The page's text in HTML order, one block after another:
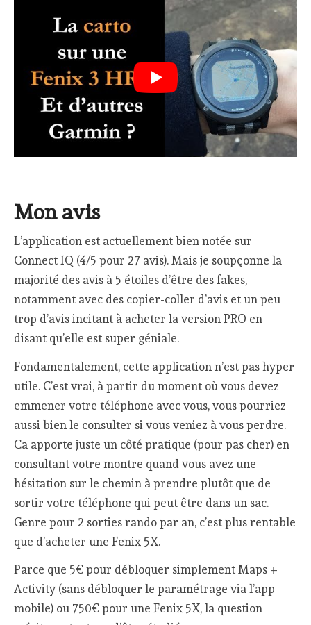
Mon avis
L’application est actuellement bien notée sur
Connect IQ (4/5 pour 27 avis). Mais je soupçonne la
majorité des avis à 5 étoiles d’être des fakes,
notamment avec des copier-coller d’avis et un peu
trop d’avis incitant à acheter la version PRO en
disant qu’elle est super géniale.
Fondamentalement, cette application n’est pas hyper
utile. C’est vrai, à partir du moment où vous devez
emmener votre téléphone avec vous, vous pourriez
aussi bien le consulter si vous veniez à vous perdre.
Ca apporte juste un côté pratique (pour pas cher) en
consultant votre montre quand vous avez une
hésitation sur le chemin à prendre plutôt que de
sortir votre téléphone qui peut être dans un sac.
Genre pour 2 sorties rando par an, c’est plus rentable
que d’acheter une Fenix 5X.
Parce que 5€ pour débloquer simplement Maps +
Activity (sans débloquer le paramétrage via l’app
mobile) ou 750€ pour une Fenix 5X, la question